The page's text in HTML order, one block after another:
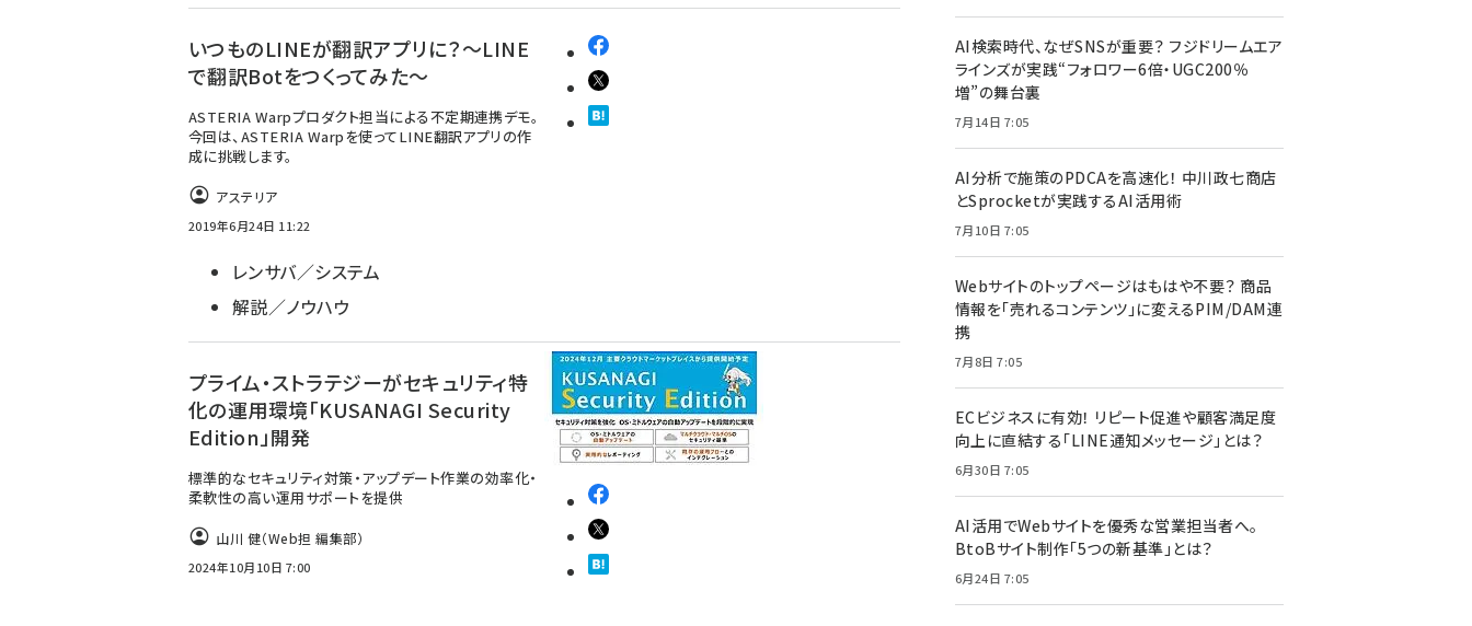
いつものLINEが翻訳アプリに？～LINE
で翻訳Botをつくってみた～
ASTERIA Warpプロダクト担当による不定期連携デモ。
今回は、ASTERIA Warpを使ってLINE翻訳アプリの作
成に挑戦します。
アステリア
2019年6月24日 11:22
レンサバ／システム
解説／ノウハウ
プライム・ストラテジーがセキュリティ特
化の運用環境「KUSANAGI Security
Edition」開発
標準的なセキュリティ対策・アップデート作業の効率化・
柔軟性の高い運用サポートを提供
山川 健（Web担 編集部）
2024年10月10日 7:00
AI検索時代、なぜSNSが重要？ フジドリームエア
ラインズが実践“フォロワー6倍・UGC200％
増”の舞台裏
7月14日 7:05
AI分析で施策のPDCAを高速化！ 中川政七商店
とSprocketが実践するAI活用術
7月10日 7:05
Webサイトのトップページはもはや不要？ 商品
情報を「売れるコンテンツ」に変えるPIM/DAM連
携
7月8日 7:05
ECビジネスに有効！ リピート促進や顧客満足度
向上に直結する「LINE通知メッセージ」とは？
6月30日 7:05
AI活用でWebサイトを優秀な営業担当者へ。
BtoBサイト制作「5つの新基準」とは？
6月24日 7:05